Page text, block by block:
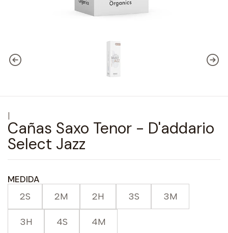
|
Cañas Saxo Tenor - D'addario
Select Jazz
MEDIDA
2S
2M 2H 3S 3M
3H 4S 4M